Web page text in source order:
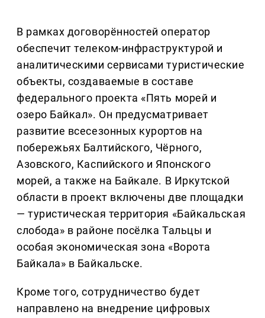
В рамках договорённостей оператор
обеспечит телеком-инфраструктурой и
аналитическими сервисами туристические
объекты, создаваемые в составе
федерального проекта «Пять морей и
озеро Байкал». Он предусматривает
развитие всесезонных курортов на
побережьях Балтийского, Чёрного,
Азовского, Каспийского и Японского
морей, а также на Байкале. В Иркутской
области в проект включены две площадки
— туристическая территория «Байкальская
слобода» в районе посёлка Тальцы и
особая экономическая зона «Ворота
Байкала» в Байкальске.
Кроме того, сотрудничество будет
направлено на внедрение цифровых